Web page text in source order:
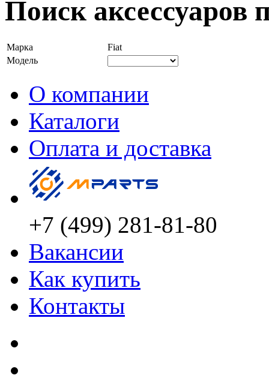
Поиск аксессуаров
Марка
Fiat
Модель
О компании
Каталоги
Оплата и доставка
+7 (499) 281-81-80
Вакансии
Как купить
Контакты